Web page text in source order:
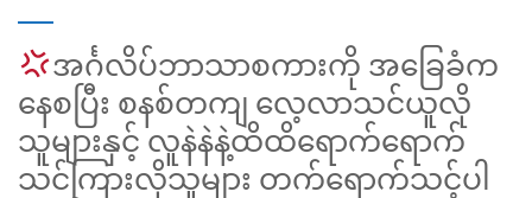
အင်္ဂလိပ်ဘာသာစကားကို အခြေခံက
နေစပြီး စနစ်တကျ လေ့လာသင်ယူလို
သူများနှင့် လူနဲနဲနဲ့ထိထိရောက်ရောက်
သင်ကြားလိုသူများ တက်ရောက်သင့်ပါ